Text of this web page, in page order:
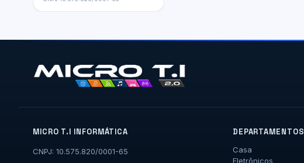
MICRO T.I INFORMÁTICA
CNPJ: 10.575.820/0001-65
DEPARTAMENTOS
Casa
Eletrônicos